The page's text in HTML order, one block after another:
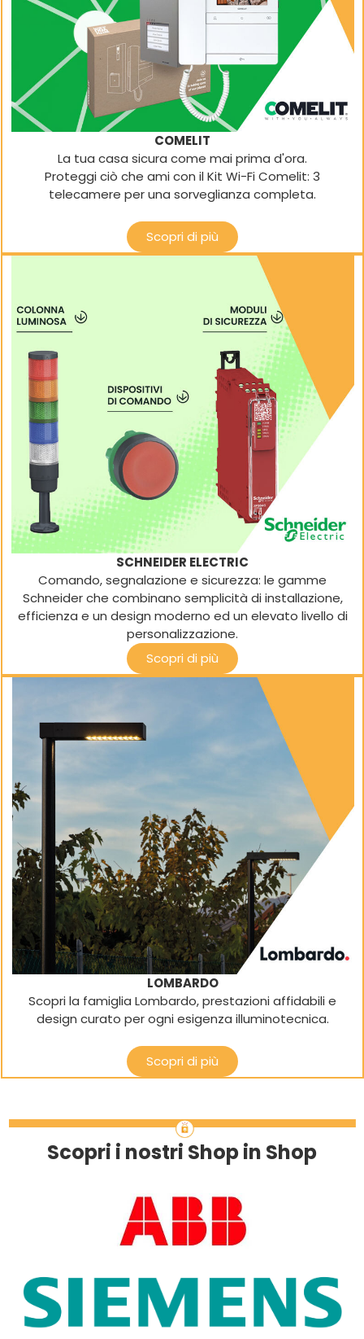
COMELIT
La tua casa sicura come mai prima d'ora.
Proteggi ciò che ami con il Kit Wi-Fi Comelit: 3
telecamere per una sorveglianza completa.
Scopri di più
SCHNEIDER ELECTRIC
Comando, segnalazione e sicurezza: le gamme
Schneider che combinano semplicità di installazione,
efficienza e un design moderno ed un elevato livello di
personalizzazione.
Scopri di più
LOMBARDO
Scopri la famiglia Lombardo, prestazioni affidabili e
design curato per ogni esigenza illuminotecnica.
Scopri di più
Scopri i nostri Shop in Shop